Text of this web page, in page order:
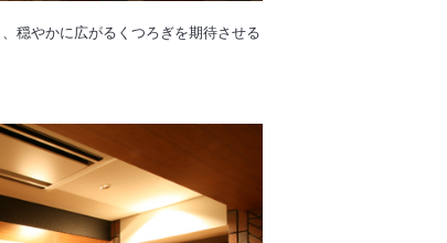
穏やかに広がるくつろぎを期待させる